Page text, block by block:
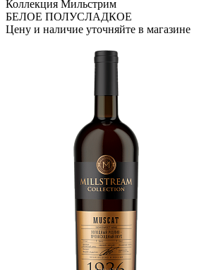
Коллекция Мильстрим
БЕЛОЕ ПОЛУСЛАДКОЕ
Цену и наличие уточняйте в магазине